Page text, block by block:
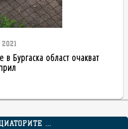
в Бургаска област очакват
...